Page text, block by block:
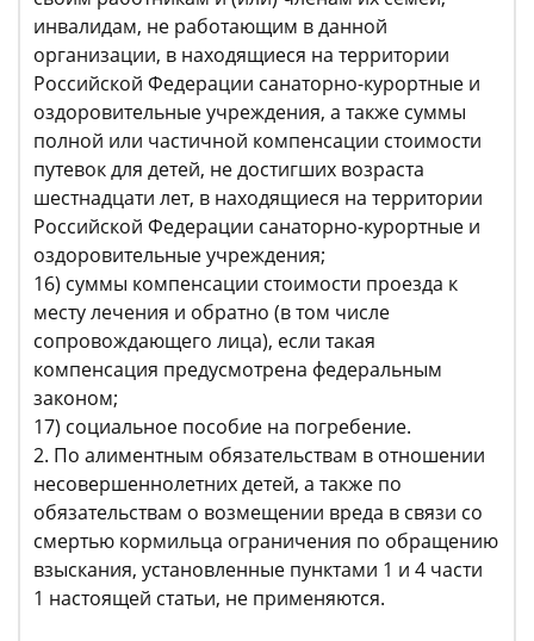
инвалидам, не работающим в данной
организации, в находящиеся на территории
Российской Федерации санаторно-курортные и
оздоровительные учреждения, а также суммы
полной или частичной компенсации стоимости
путевок для детей, не достигших возраста
шестнадцати лет, в находящиеся на территории
Российской Федерации санаторно-курортные и
оздоровительные учреждения;
16) суммы компенсации стоимости проезда к
месту лечения и обратно (в том числе
сопровождающего лица), если такая
компенсация предусмотрена федеральным
законом;
17) социальное пособие на погребение.
2. По алиментным обязательствам в отношении
несовершеннолетних детей, а также по
обязательствам о возмещении вреда в связи со
смертью кормильца ограничения по обращению
взыскания, установленные пунктами 1 и 4 части
1 настоящей статьи, не применяются.